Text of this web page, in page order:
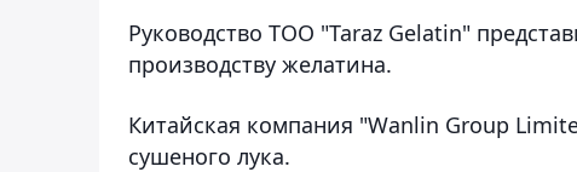
Руководство ТОО "Taraz Gelatin"
производству желатина.
Китайская компания "Wanlin Group
сушеного лука.